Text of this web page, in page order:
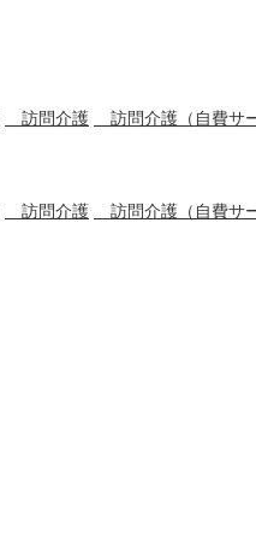
訪問介護 訪問介護（自費サ
訪問介護 訪問介護（自費サ